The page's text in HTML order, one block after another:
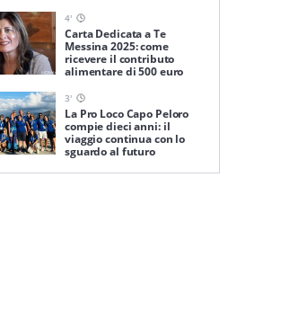
4'
Carta Dedicata a Te
Messina 2025: come
ricevere il contributo
alimentare di 500 euro
3'
La Pro Loco Capo Peloro
compie dieci anni: il
viaggio continua con lo
sguardo al futuro